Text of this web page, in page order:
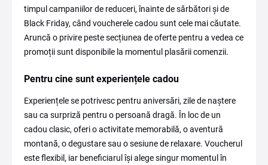
timpul campaniilor de reduceri, înainte de sărbători și de
Black Friday, când voucherele cadou sunt cele mai căutate.
Aruncă o privire peste secțiunea de oferte pentru a vedea ce
promoții sunt disponibile la momentul plasării comenzii.
Pentru cine sunt experiențele cadou
Experiențele se potrivesc pentru aniversări, zile de naștere
sau ca surpriză pentru o persoană dragă. În loc de un
cadou clasic, oferi o activitate memorabilă, o aventură
montană, o degustare sau o sesiune de relaxare. Voucherul
este flexibil, iar beneficiarul își alege singur momentul în